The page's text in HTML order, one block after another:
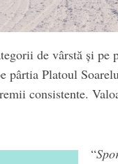
de vârstă și pe
pârtia Platoul
consistente.
“